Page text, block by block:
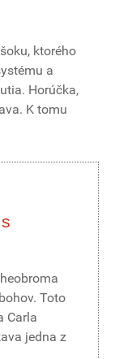
ktorého
a
Horúčka,
K tomu
Toto
Carla
jedna z